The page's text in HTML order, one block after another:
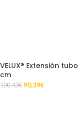
VELUX® Extensión
cm
100.43€ 90.39€